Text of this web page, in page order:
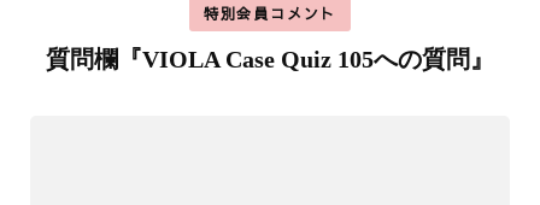
特別会員コメント
質問欄『VIOLA Case Quiz 105への質問』